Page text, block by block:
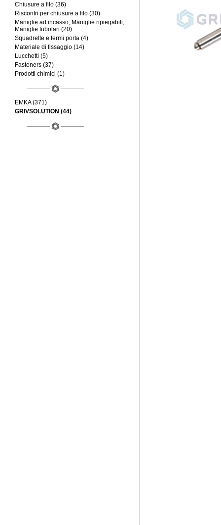
Chiusure a filo (36)
Riscontri per chiusure a filo (30)
Maniglie ad incasso, Maniglie ripiegabili,
Maniglie tubolari (20)
Squadrette e fermi porta (4)
Materiale di fissaggio (14)
Lucchetti (5)
Fasteners (37)
Prodotti chimici (1)
EMKA (371)
GRIVSOLUTION (44)